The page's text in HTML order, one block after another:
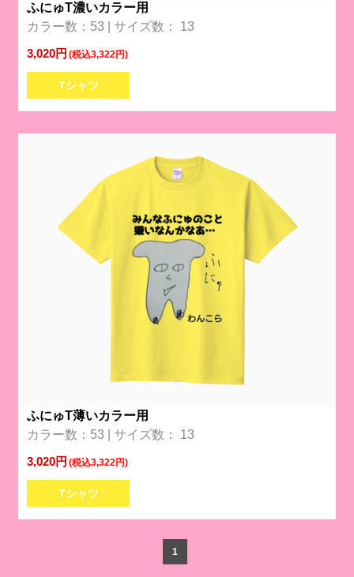
ふにゅT濃いカラー用
カラー数：53 | サイズ数： 13
3,020円 (税込3,322円)
Tシャツ
ふにゅT薄いカラー用
カラー数：53 | サイズ数： 13
3,020円 (税込3,322円)
Tシャツ
1